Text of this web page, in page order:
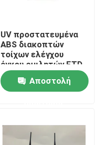
UV προστατευμένα
ABS διακοπτών
τοίχων ελέγχου
όγκου ομιλητών FTD
ROHS PA
Αποστολή